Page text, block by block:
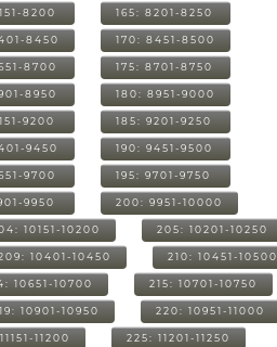
8200 165: 8201-8250
8450 170: 8451-8500
8700 175: 8701-8750
8950 180: 8951-9000
9200 185: 9201-9250
9450 190: 9451-9500
9700 195: 9701-9750
9950 200: 9951-10000
10151-10200 205: 10201-10250
10401-10450 210: 10451-10500
10651-10700 215: 10701-10750
10901-10950 220: 10951-11000
11200 225: 11201-11250